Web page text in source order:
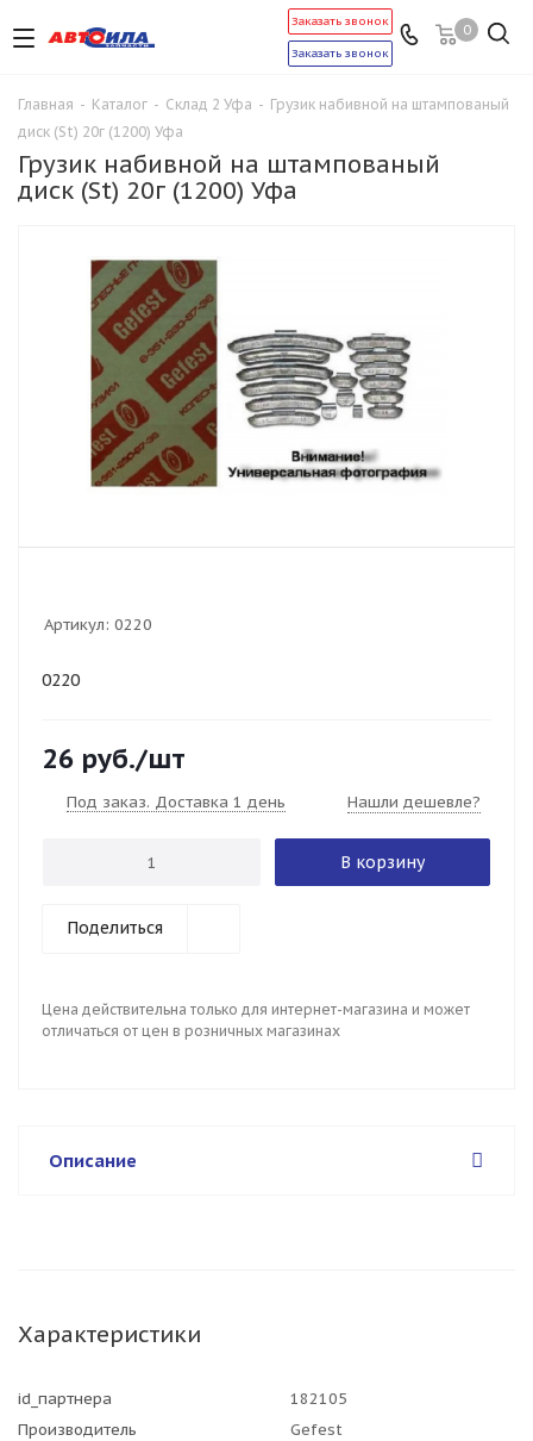
0
Заказать звонок
Заказать звонок
Главная - Каталог - Склад 2 Уфа - Грузик набивной на штампованый
диск (St) 20г (1200) Уфа
Грузик набивной на штампованый
диск (St) 20г (1200) Уфа
Артикул: 0220
0220
26 руб./шт
Под заказ. Доставка 1 день Нашли дешевле?
В корзину
Поделиться
Цена действительна только для интернет-магазина и может
отличаться от цен в розничных магазинах
Описание
Характеристики
id_партнера
182105
Производитель
Gefest